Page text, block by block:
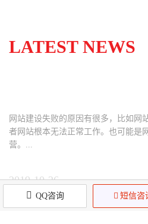
LATEST NEWS
网站建设失败的原因有很多，比如网
者网站根本无法正常工作。也可能是
营。...
2019-10-26
QQ咨询  短信咨